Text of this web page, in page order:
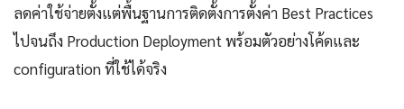
ลดค่าใช้จ่ายตั้งแต่พื้นฐานการติดตั้งการตั้งค่า Best Practices
ไปจนถึง Production Deployment พร้อมตัวอย่างโค้ดและ
configuration ที่ใช้ได้จริง